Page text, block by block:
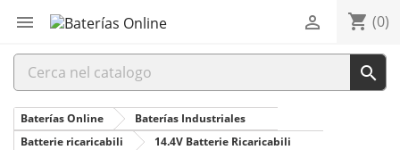
 shopping_cart (0)


Baterías Online
Baterías Industriales
Batterie ricaricabili
14.4V Batterie Ricaricabili